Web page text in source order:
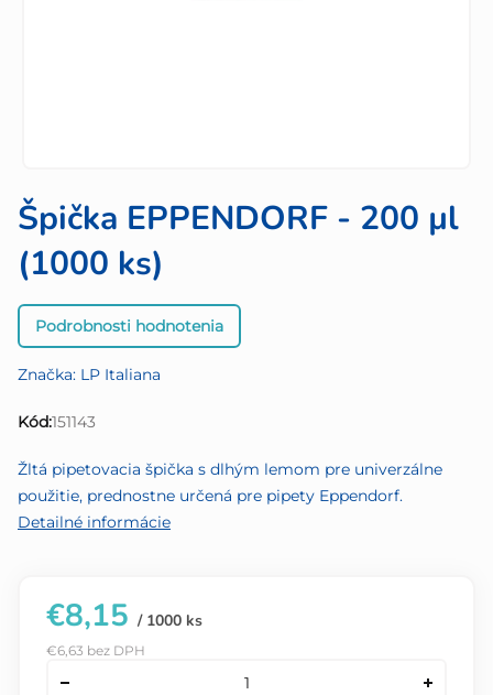
Špička EPPENDORF - 200 µl
(1000 ks)
Priemerné
hodnotenie
je
0,0
5
hviezdičiek.
Podrobnosti hodnotenia
Značka: LP Italiana
Kód:151143
Žltá pipetovacia špička s dlhým lemom pre univerzálne
použitie, prednostne určená pre pipety Eppendorf.
Detailné informácie
€8,15 / 1000 ks
€6,63 bez DPH